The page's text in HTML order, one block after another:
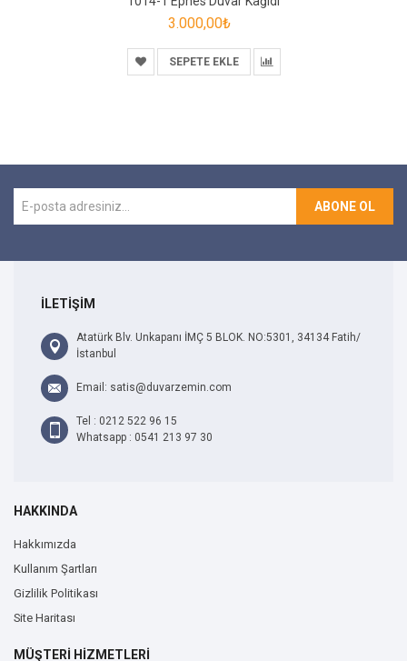
3.000,00₺
SEPETE EKLE
ABONE OL
İLETİŞİM
Atatürk Blv. Unkapanı İMÇ 5 BLOK. NO:5301, 34134 Fatih/
İstanbul
Email: satis@duvarzemin.com
Tel : 0212 522 96 15
Whatsapp : 0541 213 97 30
HAKKINDA
Hakkımızda
Kullanım Şartları
Gizlilik Politikası
Site Haritası
MÜŞTERİ HİZMETLERİ